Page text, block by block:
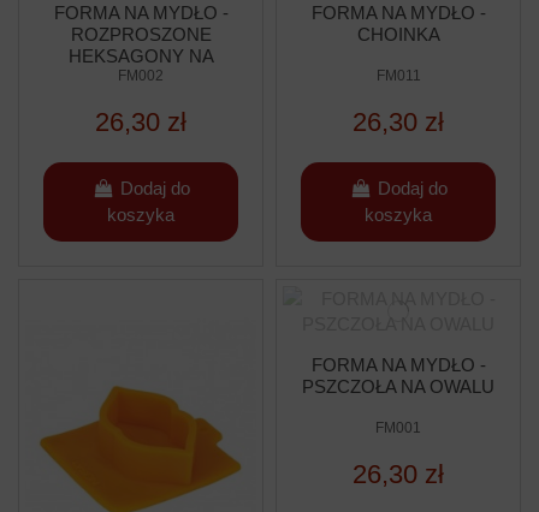
FORMA NA MYDŁO -
ROZPROSZONE
HEKSAGONY NA
OWALU
FM002
26,30 zł
Dodaj do
koszyka
FORMA NA MYDŁO -
CHOINKA
FM011
26,30 zł
Dodaj do
koszyka
FORMA NA MYDŁO -
PSZCZOŁA NA OWALU
FM001
26,30 zł